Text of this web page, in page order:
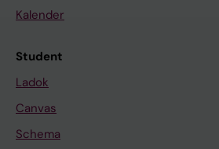
Kalender
Student
Ladok
Canvas
Schema